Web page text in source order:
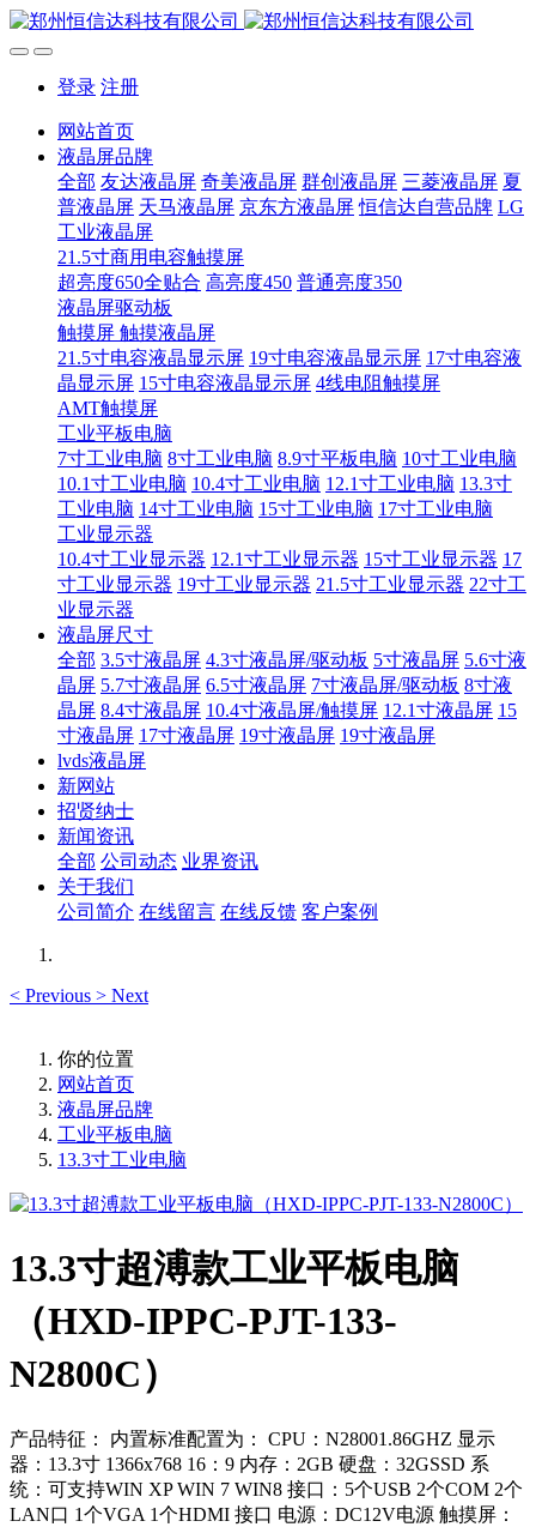
登录 注册
网站首页
液晶屏品牌
全部 友达液晶屏 奇美液晶屏 群创液晶屏 三菱液晶屏 夏
普液晶屏 天马液晶屏 京东方液晶屏 恒信达自营品牌 LG
工业液晶屏
21.5寸商用电容触摸屏
超亮度650全贴合 高亮度450 普通亮度350
液晶屏驱动板
触摸屏 触摸液晶屏
21.5寸电容液晶显示屏 19寸电容液晶显示屏 17寸电容液
晶显示屏 15寸电容液晶显示屏 4线电阻触摸屏
AMT触摸屏
工业平板电脑
7寸工业电脑 8寸工业电脑 8.9寸平板电脑 10寸工业电脑
10.1寸工业电脑 10.4寸工业电脑 12.1寸工业电脑 13.3寸
工业电脑 14寸工业电脑 15寸工业电脑 17寸工业电脑
工业显示器
10.4寸工业显示器 12.1寸工业显示器 15寸工业显示器 17
寸工业显示器 19寸工业显示器 21.5寸工业显示器 22寸工
业显示器
液晶屏尺寸
全部 3.5寸液晶屏 4.3寸液晶屏/驱动板 5寸液晶屏 5.6寸液
晶屏 5.7寸液晶屏 6.5寸液晶屏 7寸液晶屏/驱动板 8寸液
晶屏 8.4寸液晶屏 10.4寸液晶屏/触摸屏 12.1寸液晶屏 15
寸液晶屏 17寸液晶屏 19寸液晶屏 19寸液晶屏
lvds液晶屏
新网站
招贤纳士
新闻资讯
全部 公司动态 业界资讯
关于我们
公司简介 在线留言 在线反馈 客户案例
< Previous > Next
你的位置
网站首页
液晶屏品牌
工业平板电脑
13.3寸工业电脑
13.3寸超溥款工业平板电脑
（HXD-IPPC-PJT-133-
N2800C）
产品特征： 内置标准配置为： CPU：N28001.86GHZ 显示
器：13.3寸 1366x768 16：9 内存：2GB 硬盘：32GSSD 系
统：可支持WIN XP WIN 7 WIN8 接口：5个USB 2个COM 2个
LAN口 1个VGA 1个HDMI 接口 电源：DC12V电源 触摸屏：